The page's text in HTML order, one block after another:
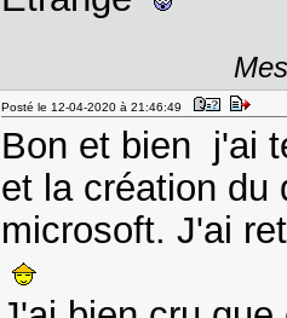
Posté le 12-04-2020 à 21:46:49
Bon et bien j'ai
et la création du
microsoft. J'ai